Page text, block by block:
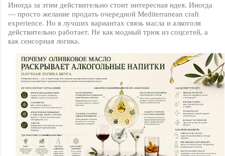
Иногда за этим действительно стоит интересная идея. Иногда
— просто желание продать очередной Mediterranean craft
experience. Но в лучших вариантах связь масла и алкоголя
действительно работает. Не как модный трюк из соцсетей, а
как сенсорная логика.